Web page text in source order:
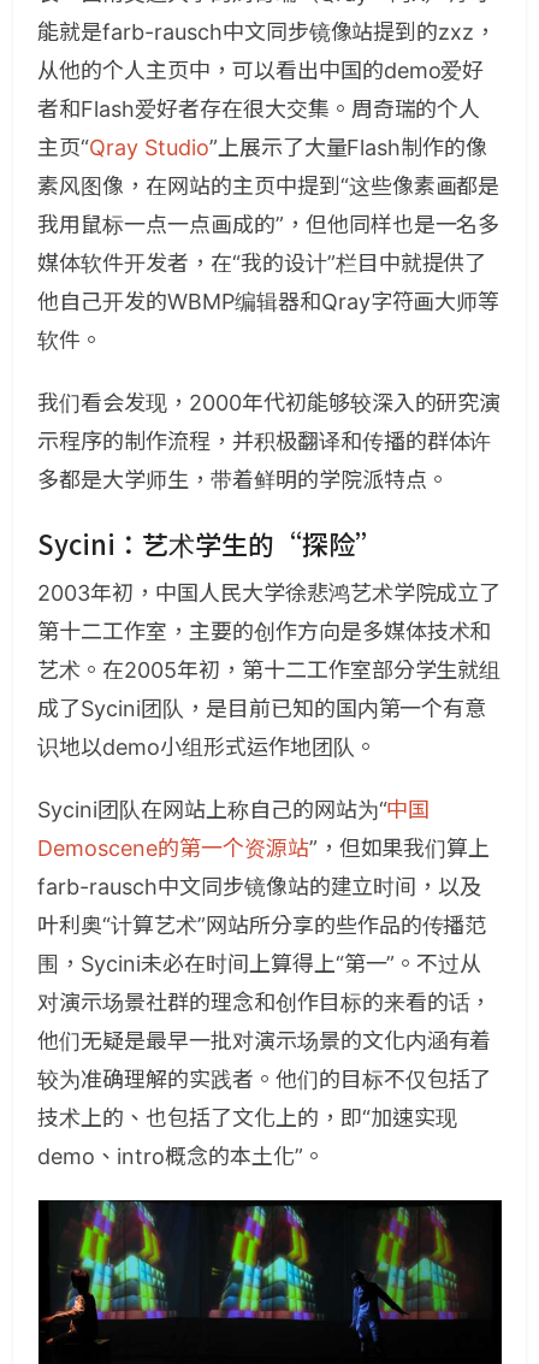
能就是farb-rausch中文同步镜像站提到的zxz，
从他的个人主页中，可以看出中国的demo爱好
者和Flash爱好者存在很大交集。周奇瑞的个人
主页“Qray Studio”上展示了大量Flash制作的像
素风图像，在网站的主页中提到“这些像素画都是
我用鼠标一点一点画成的”，但他同样也是一名多
媒体软件开发者，在“我的设计”栏目中就提供了
他自己开发的WBMP编辑器和Qray字符画大师等
软件。
我们看会发现，2000年代初能够较深入的研究演
示程序的制作流程，并积极翻译和传播的群体许
多都是大学师生，带着鲜明的学院派特点。
Sycini：艺术学生的“探险”
2003年初，中国人民大学徐悲鸿艺术学院成立了
第十二工作室，主要的创作方向是多媒体技术和
艺术。在2005年初，第十二工作室部分学生就组
成了Sycini团队，是目前已知的国内第一个有意
识地以demo小组形式运作地团队。
Sycini团队在网站上称自己的网站为“中国
Demoscene的第一个资源站”，但如果我们算上
farb-rausch中文同步镜像站的建立时间，以及
叶利奥“计算艺术”网站所分享的些作品的传播范
围，Sycini未必在时间上算得上“第一”。不过从
对演示场景社群的理念和创作目标的来看的话，
他们无疑是最早一批对演示场景的文化内涵有着
较为准确理解的实践者。他们的目标不仅包括了
技术上的、也包括了文化上的，即“加速实现
demo、intro概念的本土化”。